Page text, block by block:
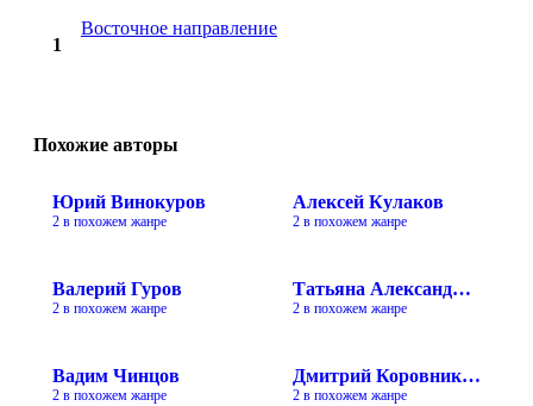
Восточное направление
Похожие авторы
Юрий Винокуров
2 в похожем жанре
Алексей Кулаков
2 в похожем жанре
Валерий Гуров
2 в похожем жанре
Татьяна Александровна Захарова
2 в похожем жанре
Вадим Чинцов
2 в похожем жанре
Дмитрий Коровников
2 в похожем жанре